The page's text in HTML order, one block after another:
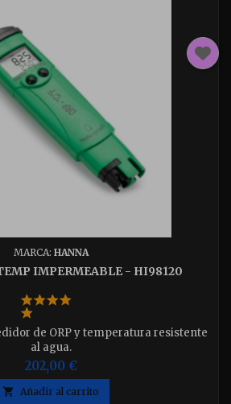
MARCA: HANNA
IMPERMEABLE - HI98120
de ORP y temperatura resistente
al agua.
202,00 €
 Añadir al carrito